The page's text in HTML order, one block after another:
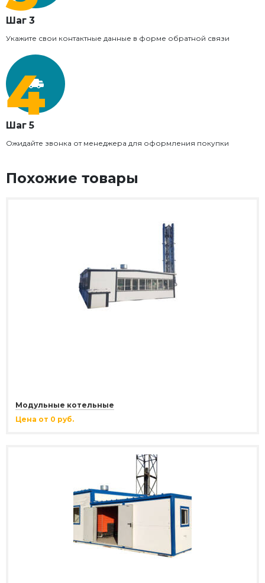
Шаг 3
Укажите свои контактные данные в форме обратной связи
Шаг 5
Ожидайте звонка от менеджера для оформления покупки
Похожие товары
Модульные котельные
Цена от 0 руб.